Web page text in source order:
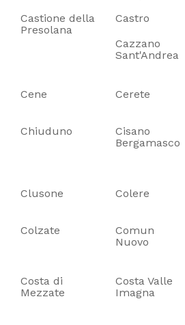
Castione della
Presolana
Castro
Cazzano
Sant'Andrea
Cene
Cerete
Chiuduno
Cisano
Bergamasco
Clusone
Colere
Colzate
Comun
Nuovo
Costa di
Mezzate
Costa Valle
Imagna